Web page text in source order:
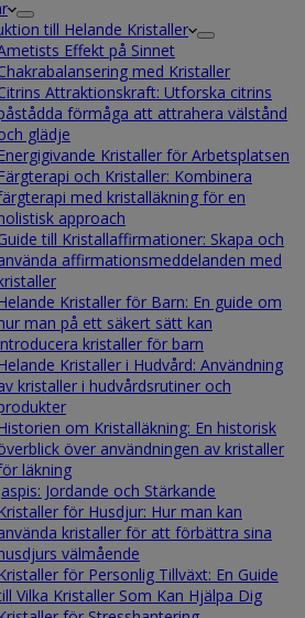
till Helande Kristaller
Effekt på Sinnet
med Kristaller
Attraktionskraft: Utforska citrins
förmåga att attrahera välstånd
glädje
Energigivande Kristaller för Arbetsplatsen
Färgterapi och Kristaller: Kombinera
med kristalläkning för en
approach
till Kristallaffirmationer: Skapa och
affirmationsmeddelanden med
Helande Kristaller för Barn: En guide om
man på ett säkert sätt kan
kristaller för barn
Helande Kristaller i Hudvård: Användning
kristaller i hudvårdsrutiner och
Historien om Kristalläkning: En historisk
över användningen av kristaller
läkning
Jaspis: Jordande och Stärkande
Kristaller för Husdjur: Hur man kan
kristaller för att förbättra sina
välmående
Kristaller för Personlig Tillväxt: En Guide
Vilka Kristaller Som Kan Hjälpa Dig